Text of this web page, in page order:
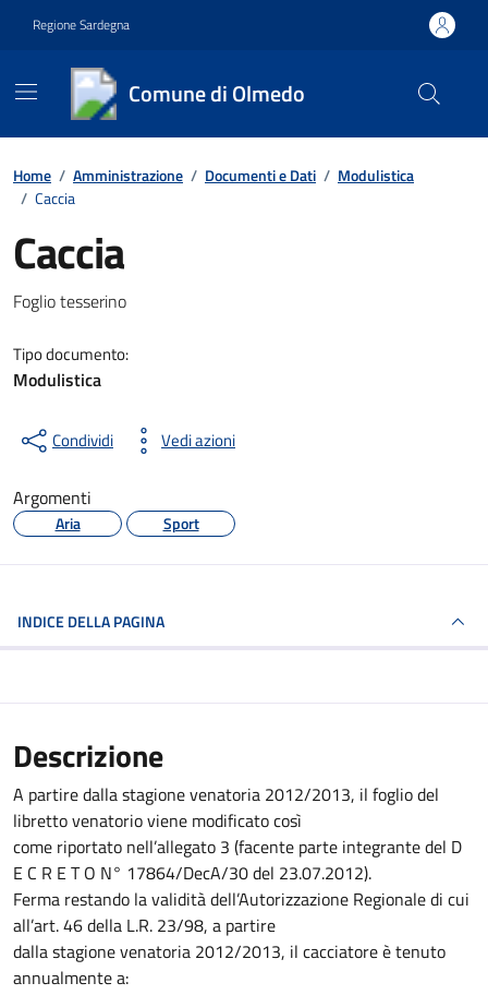
Regione Sardegna
Comune di Olmedo
Contenuti in evidenza
Home / Amministrazione / Documenti e Dati / Modulistica
/ Caccia
Caccia
Dettagli del documento
Foglio tesserino
Tipo documento:
Modulistica
Condividi Vedi azioni
Argomenti
Aria Sport
INDICE DELLA PAGINA
Descrizione
A partire dalla stagione venatoria 2012/2013, il foglio del
libretto venatorio viene modificato così
come riportato nell’allegato 3 (facente parte integrante del D
E C R E T O N° 17864/DecA/30 del 23.07.2012).
Ferma restando la validità dell’Autorizzazione Regionale di cui
all’art. 46 della L.R. 23/98, a partire
dalla stagione venatoria 2012/2013, il cacciatore è tenuto
annualmente a: